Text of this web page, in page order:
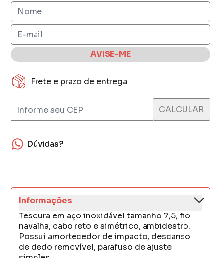
AVISE-ME
Frete e prazo de entrega
Dúvidas?
Informações
Tesoura em aço inoxidável tamanho 7,5, fio
navalha, cabo reto e simétrico, ambidestro.
Possui amortecedor de impacto, descanso
de dedo removível, parafuso de ajuste